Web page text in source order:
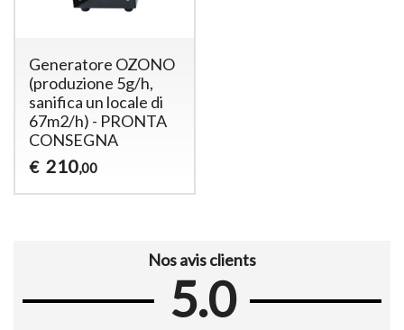
Generatore OZONO
(produzione 5g/h,
sanifica un locale di
67m2/h) - PRONTA
CONSEGNA
€ 210,00
Nos avis clients
5.0